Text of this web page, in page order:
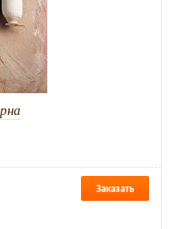
Заказать